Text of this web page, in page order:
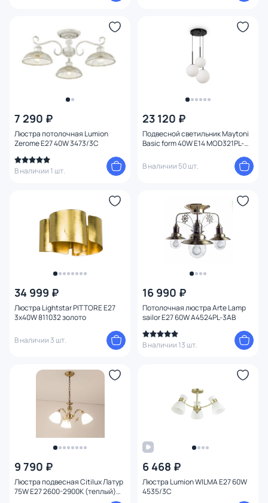
7 290 ₽
Люстра потолочная Lumion
Zerome E27 40W 3473/3C
В наличии 1 шт.
23 120 ₽
Подвесной светильник Maytoni
Basic form 40W E14 MOD321PL-
В наличии 50 шт.
34 999 ₽
Люстра Lightstar PITTORE E27
3х40W 811032 золото
В наличии 3 шт.
16 990 ₽
Потолочная люстра Arte Lamp
sailor E27 60W A4524PL-3AB
В наличии 13 шт.
9 790 ₽
Люстра подвесная Citilux Латур
75W E27 2600-2900К (теплый)
6 468 ₽
Люстра Lumion WILMA E27 60W
4535/3C
Мощность ламп
Умный дом